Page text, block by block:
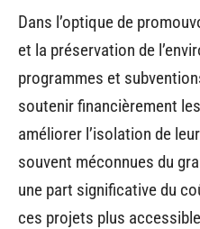
Dans l’optique de
et la préservation de
programmes et
soutenir financièrement
améliorer l’isolation de
souvent méconnues du
une part significative du
ces projets plus